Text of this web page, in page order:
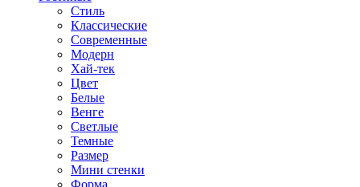
Стиль
Классические
Современные
Модерн
Хай-тек
Цвет
Белые
Венге
Светлые
Темные
Размер
Мини стенки
Форма